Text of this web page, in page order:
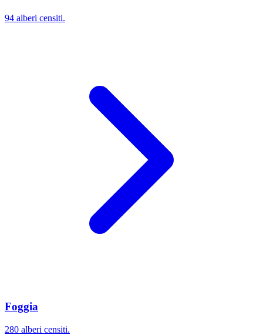
94 alberi censiti.
Foggia
280 alberi censiti.